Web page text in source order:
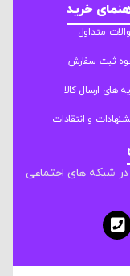
خرید
متداول
ثبت سفارش
های ارسال کالا
و انتقادات
در شبکه های اجتماعی